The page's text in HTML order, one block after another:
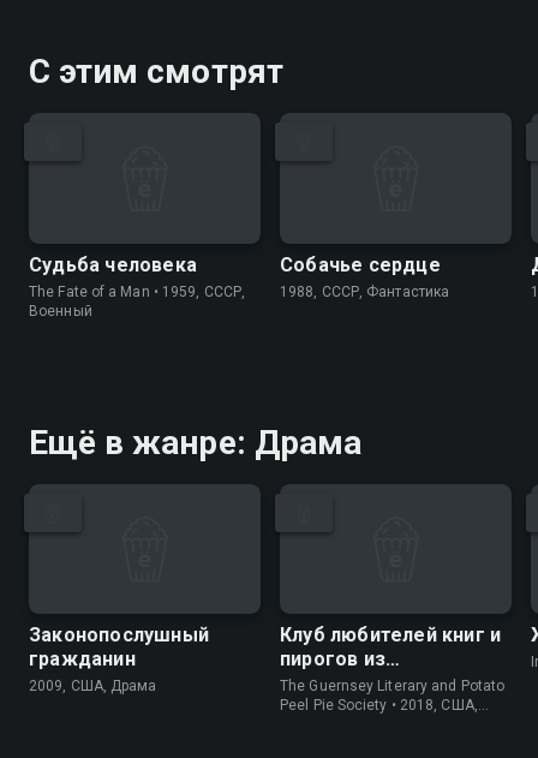
С этим смотрят
Судьба человека
The Fate of a Man • 1959, СССР,
Военный
Собачье сердце
1988, СССР, Фантастика
Ещё в жанре: Драма
Законопослушный
гражданин
2009, США, Драма
Клуб любителей книг и
пирогов из
картофельных
очистков
The Guernsey Literary and Potato
Peel Pie Society • 2018, США,